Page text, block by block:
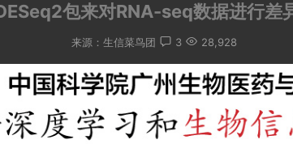
包来对RNA-seq数据进行差
来源： 生信菜鸟团 3 28,928